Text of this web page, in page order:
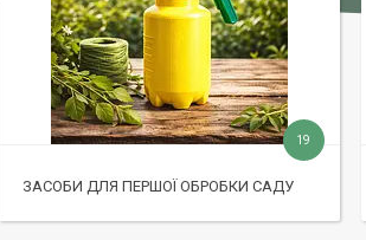
ЗАСОБИ ДЛЯ ПЕРШОЇ ОБРОБКИ САДУ
19